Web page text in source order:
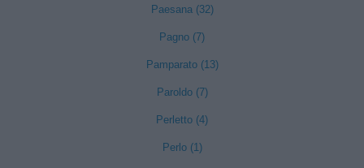
Paesana (32)
Pagno (7)
Pamparato (13)
Paroldo (7)
Perletto (4)
Perlo (1)